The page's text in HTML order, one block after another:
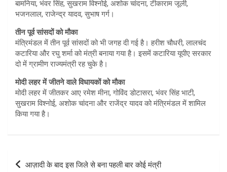
बामनिया, भंवर सिंह, सुखराम विश्नोई, अशोक चांदना, टीकाराम जूली,
भजनलाल, राजेन्द्र यादव, सुभाष गर्ग।
तीन पूर्व सांसदों को मौका
मंत्रिमंडल में तीन पूर्व सांसदों को भी जगह दी गई है। हरीश चौधरी, लालचंद
कटारिया और रघु शर्मा को मंत्री बनाया गया है। इसमें कटारिया यूपीए सरकार
दो में ग्रामीण राज्यमंत्री रह चुके है।
मोदी लहर में जीतने वाले विधायकों को मौका
मोदी लहर में जीतकर आए रमेश मीना, गोविंद डोटासरा, भंवर सिंह भाटी,
सुखराम विश्नोई, अशोक चांदना और राजेंद्र यादव को मंत्रिमंडल में शामिल
किया गया है।
Post
आज़ादी के बाद इस जिले से बना पहली बार कोई मंत्री